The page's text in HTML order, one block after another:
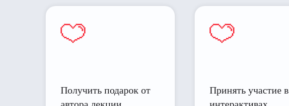
Получить подарок от
Принять участие в